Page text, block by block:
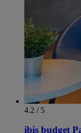
4.2 / 5
ibis budget